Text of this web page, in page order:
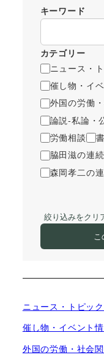
キーワード
カテゴリー
ニュース・
催し物・イ
外国の労働
論説-私論・
労働相談
脇田滋の連
森岡孝二の
絞り込みをクリ
ニュース・トピッ
催し物・イベント
外国の労働・社会